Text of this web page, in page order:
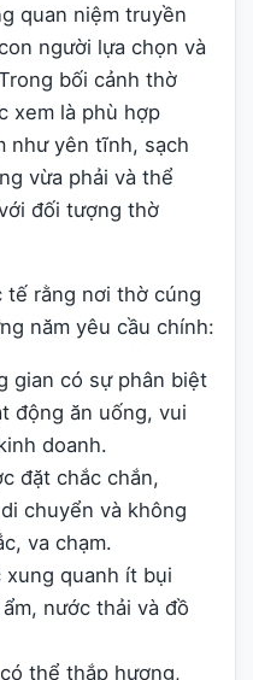
quan niệm truyền
người lựa chọn và
bối cảnh thờ
xem là phù hợp
như yên tĩnh, sạch
vừa phải và thể
đối tượng thờ
tế rằng nơi thờ cúng
năm yêu cầu chính:
gian có sự phân biệt
động ăn uống, vui
doanh.
đặt chắc chắn,
chuyển và không
va chạm.
xung quanh ít bụi
nước thải và đồ
thể thắp hương,